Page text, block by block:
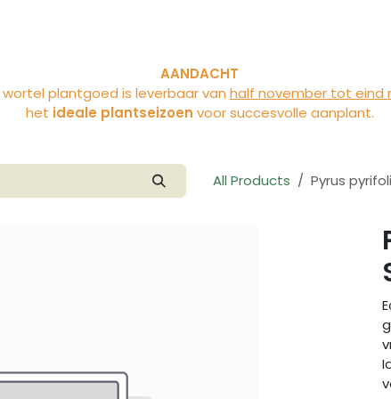
AANDACHT
plantgoed is leverbaar van half november tot eind
het ideale plantseizoen voor succesvolle aanplant.
All Products Pyrus